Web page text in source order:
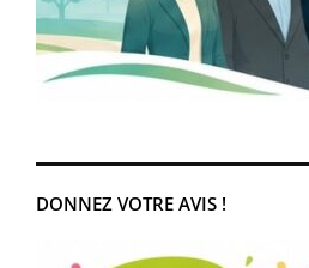
DONNEZ VOTRE AVIS !